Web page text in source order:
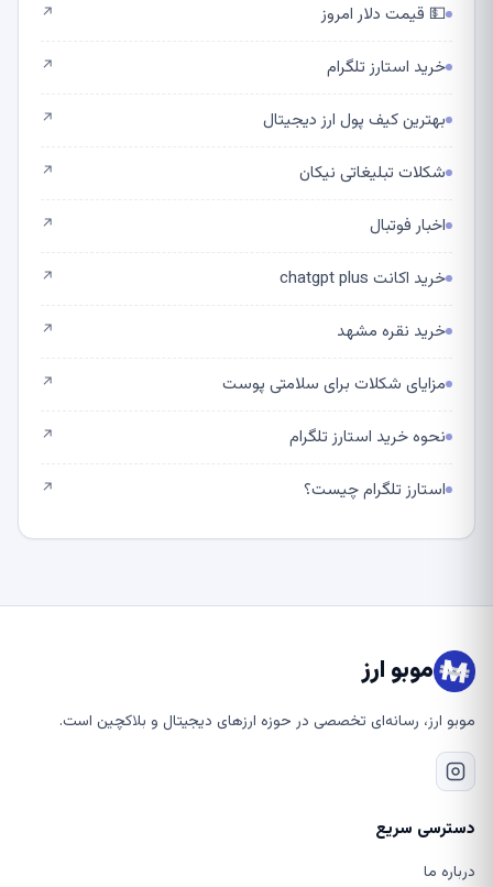
💵 قیمت دلار امروز ↗
خرید استارز تلگرام ↗
بهترین کیف پول ارز دیجیتال ↗
شکلات تبلیغاتی نیکان ↗
اخبار فوتبال ↗
خرید اکانت chatgpt plus ↗
خرید نقره مشهد ↗
مزایای شکلات برای سلامتی پوست ↗
نحوه خرید استارز تلگرام ↗
استارز تلگرام چیست؟ ↗
موبو ارز
موبو ارز، رسانه‌ای تخصصی در حوزه ارزهای دیجیتال و بلاکچین است.
دسترسی سریع
درباره ما